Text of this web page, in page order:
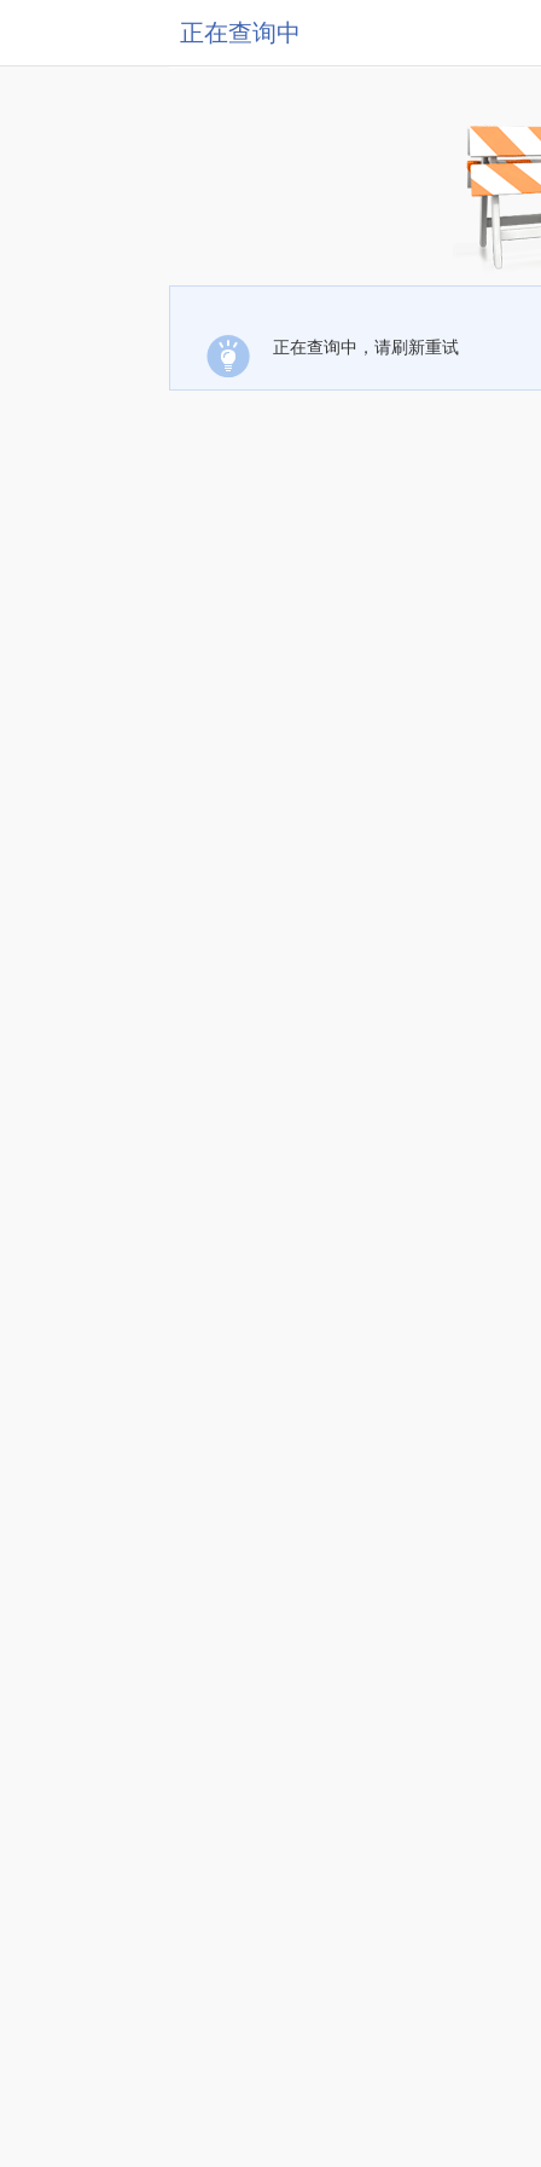
正在查询中
正在查询中，请刷新重试